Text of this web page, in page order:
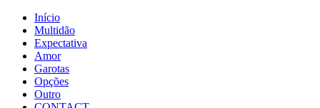
Início
Multidão
Expectativa
Amor
Garotas
Opções
Outro